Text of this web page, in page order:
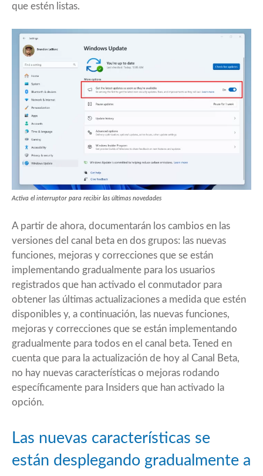
que estén listas.
Activa el interruptor para recibir las últimas novedades
A partir de ahora, documentarán los cambios en las
versiones del canal beta en dos grupos: las nuevas
funciones, mejoras y correcciones que se están
implementando gradualmente para los usuarios
registrados que han activado el conmutador para
obtener las últimas actualizaciones a medida que estén
disponibles y, a continuación, las nuevas funciones,
mejoras y correcciones que se están implementando
gradualmente para todos en el canal beta. Tened en
cuenta que para la actualización de hoy al Canal Beta,
no hay nuevas características o mejoras rodando
específicamente para Insiders que han activado la
opción.
Las nuevas características se
están desplegando gradualmente a